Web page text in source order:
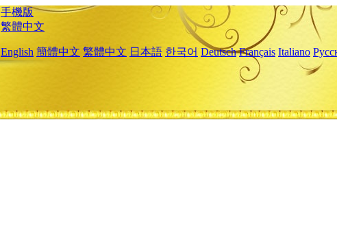
手機版
繁體中文
English 簡體中文 繁體中文 日本語 한국어 Deutsch Français Italiano